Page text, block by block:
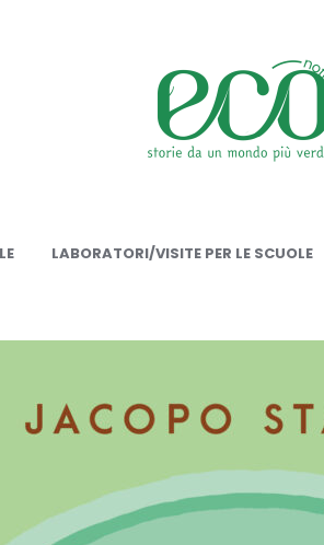
LABORATORI/VISITE PER LE SCUOLE